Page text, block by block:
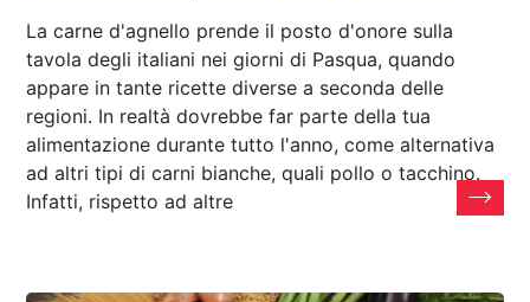
La carne d'agnello prende il posto d'onore sulla
tavola degli italiani nei giorni di Pasqua, quando
appare in tante ricette diverse a seconda delle
regioni. In realtà dovrebbe far parte della tua
alimentazione durante tutto l'anno, come alternativa
ad altri tipi di carni bianche, quali pollo o tacchino.
Infatti, rispetto ad altre